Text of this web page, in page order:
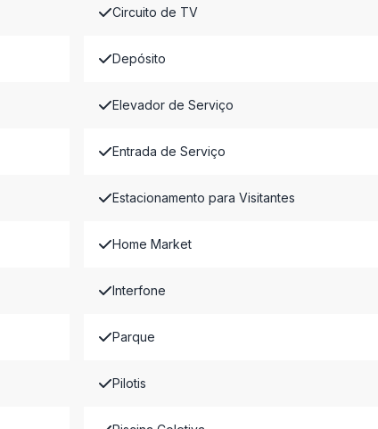
Circuito de TV
Depósito
Elevador de Serviço
Entrada de Serviço
Estacionamento para Visitantes
Home Market
Interfone
Parque
Pilotis